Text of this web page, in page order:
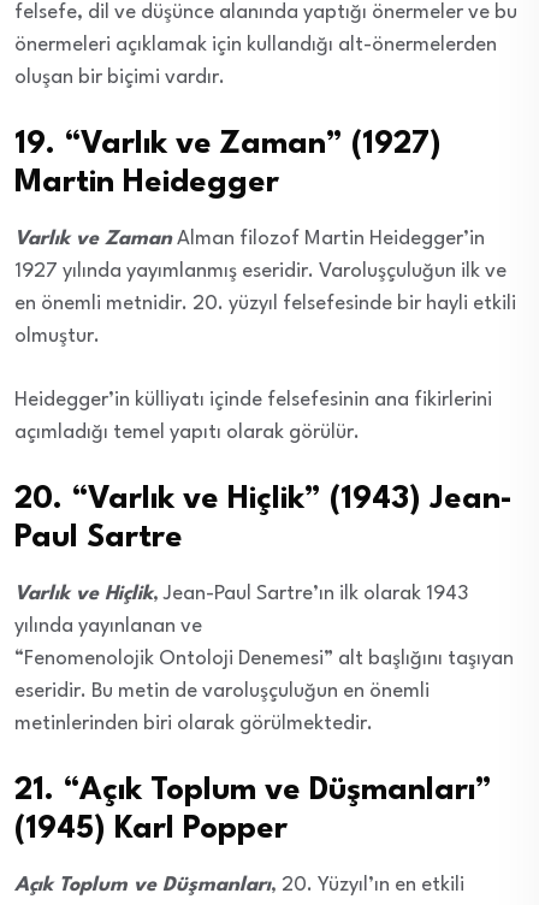
felsefe, dil ve düşünce alanında yaptığı önermeler ve bu
önermeleri açıklamak için kullandığı alt-önermelerden
oluşan bir biçimi vardır.
19. “Varlık ve Zaman” (1927)
Martin Heidegger
Varlık ve ZamanAlman filozof Martin Heidegger’in
1927 yılında yayımlanmış eseridir. Varoluşçuluğun ilk ve
en önemli metnidir. 20. yüzyıl felsefesinde bir hayli etkili
olmuştur.
Heidegger’in külliyatı içinde felsefesinin ana fikirlerini
açımladığı temel yapıtı olarak görülür.
20. “Varlık ve Hiçlik” (1943) Jean-
Paul Sartre
Varlık ve Hiçlik, Jean-Paul Sartre’ın ilk olarak 1943
yılında yayınlanan ve
“Fenomenolojik Ontoloji Denemesi” alt başlığını taşıyan
eseridir. Bu metin de varoluşçuluğun en önemli
metinlerinden biri olarak görülmektedir.
21. “Açık Toplum ve Düşmanları”
(1945) Karl Popper
Açık Toplum ve Düşmanları, 20. Yüzyıl’ın en etkili